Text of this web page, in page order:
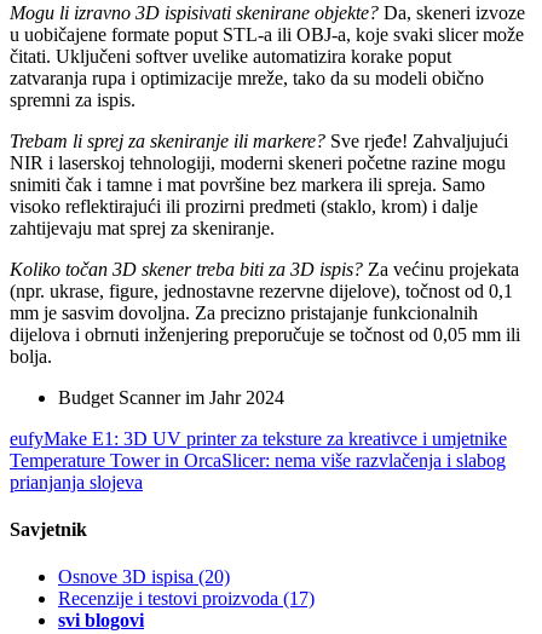
Mogu li izravno 3D ispisivati ​​skenirane objekte? Da, skeneri izvoze
u uobičajene formate poput STL-a ili OBJ-a, koje svaki slicer može
čitati. Uključeni softver uvelike automatizira korake poput
zatvaranja rupa i optimizacije mreže, tako da su modeli obično
spremni za ispis.
Trebam li sprej za skeniranje ili markere? Sve rjeđe! Zahvaljujući
NIR i laserskoj tehnologiji, moderni skeneri početne razine mogu
snimiti čak i tamne i mat površine bez markera ili spreja. Samo
visoko reflektirajući ili prozirni predmeti (staklo, krom) i dalje
zahtijevaju mat sprej za skeniranje.
Koliko točan 3D skener treba biti za 3D ispis? Za većinu projekata
(npr. ukrase, figure, jednostavne rezervne dijelove), točnost od 0,1
mm je sasvim dovoljna. Za precizno pristajanje funkcionalnih
dijelova i obrnuti inženjering preporučuje se točnost od 0,05 mm ili
bolja.
Budget Scanner im Jahr 2024
eufyMake E1: 3D UV printer za teksture za kreativce i umjetnike
Temperature Tower in OrcaSlicer: nema više razvlačenja i slabog
prianjanja slojeva
Savjetnik
Osnove 3D ispisa (20)
Recenzije i testovi proizvoda (17)
svi blogovi